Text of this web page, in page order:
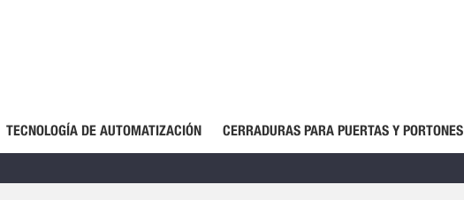
TECNOLOGÍA DE AUTOMATIZACIÓN CERRADURAS PARA PUERTAS Y PORTONES